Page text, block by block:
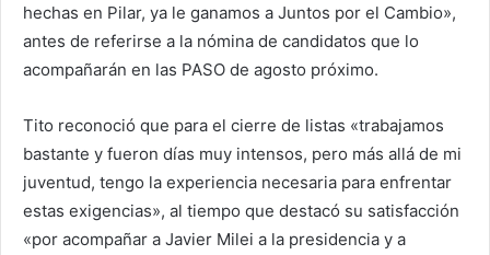
hechas en Pilar, ya le ganamos a Juntos por el Cambio»,
antes de referirse a la nómina de candidatos que lo
acompañarán en las PASO de agosto próximo.
Tito reconoció que para el cierre de listas «trabajamos
bastante y fueron días muy intensos, pero más allá de mi
juventud, tengo la experiencia necesaria para enfrentar
estas exigencias», al tiempo que destacó su satisfacción
«por acompañar a Javier Milei a la presidencia y a